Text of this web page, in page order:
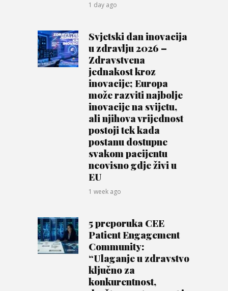
1 day ago
Svjetski dan inovacija
u zdravlju 2026 –
Zdravstvena
jednakost kroz
inovacije; Europa
može razviti najbolje
inovacije na svijetu,
ali njihova vrijednost
postoji tek kada
postanu dostupne
svakom pacijentu
neovisno gdje živi u
EU
1 week ago
5 preporuka CEE
Patient Engagement
Community:
“Ulaganje u zdravstvo
ključno za
konkurentnost,